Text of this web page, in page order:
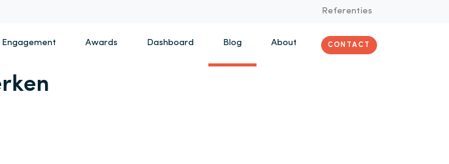
Referenties
Awards Dashboard Blog About CONTACT